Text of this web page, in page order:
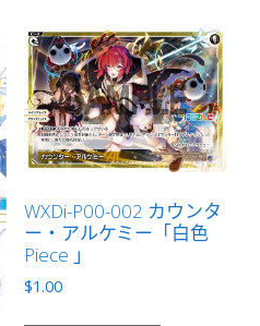
WXDi-P00-002 カウンタ
ー・アルケミー「白色
Piece 」
$1.00